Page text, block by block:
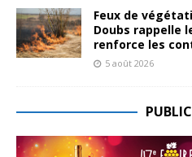
Feux de
Doubs rappelle
renforce les
5 août 2026